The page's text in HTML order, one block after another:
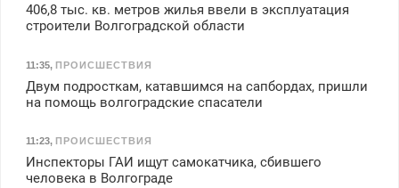
406,8 тыс. кв. метров жилья ввели в эксплуатация
строители Волгоградской области
11:35, ПРОИСШЕСТВИЯ
Двум подросткам, катавшимся на сапбордах, пришли
на помощь волгоградские спасатели
11:23, ПРОИСШЕСТВИЯ
Инспекторы ГАИ ищут самокатчика, сбившего
человека в Волгограде